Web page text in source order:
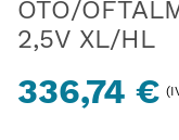
OTO/
2,5V XL/HL
336,74 €